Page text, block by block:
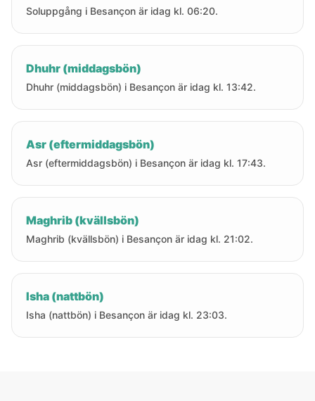
Soluppgång i Besançon är idag kl. 06:20.
Dhuhr (middagsbön)
Dhuhr (middagsbön) i Besançon är idag kl. 13:42.
Asr (eftermiddagsbön)
Asr (eftermiddagsbön) i Besançon är idag kl. 17:43.
Maghrib (kvällsbön)
Maghrib (kvällsbön) i Besançon är idag kl. 21:02.
Isha (nattbön)
Isha (nattbön) i Besançon är idag kl. 23:03.